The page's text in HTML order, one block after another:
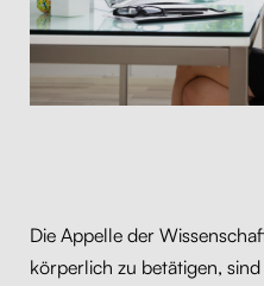
Die Appelle der
körperlich zu betätigen,